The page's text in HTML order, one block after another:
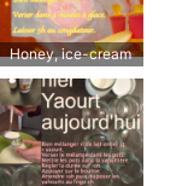
Honey, ice-cream
please!